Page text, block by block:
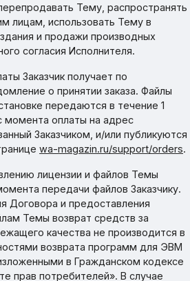
Тему, распространять
лицам, использовать Тему в
и продажи производных
согласия Исполнителя.
Заказчик получает по
о принятии заказа. Файлы
передаются в течение 1
момента оплаты на адрес
Заказчиком, и/или публикуются
wa-magazin.ru/support/orders.
лицензии и файлов Темы
передачи файлов Заказчику.
Договора и предоставления
Темы возврат средств за
качества не производится в
возврата программ для ЭВМ
в Гражданском кодексе
прав потребителей». В случае